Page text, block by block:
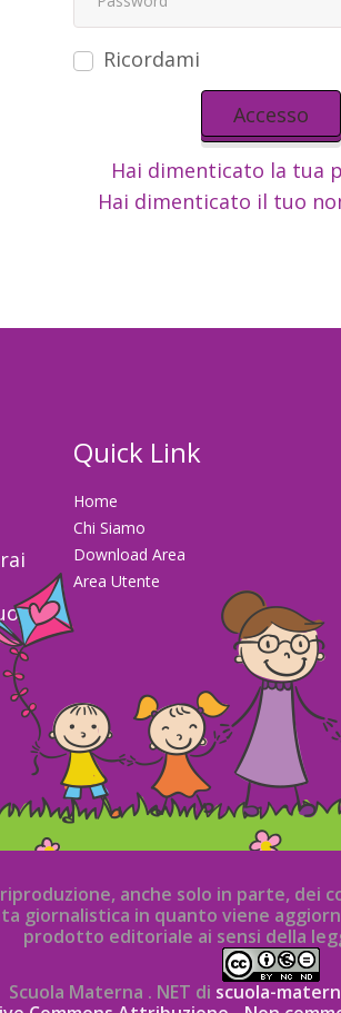
Ricordami
Accesso
Hai dimenticato la tua
Hai dimenticato il tuo
Quick Link
Home
Chi Siamo
Download Area
Area Utente
anche solo in parte, dei
giornalistica in quanto viene
prodotto editoriale ai sensi della
Scuola Materna . NET di scuola-